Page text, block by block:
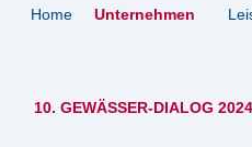
Navigation
Home Unternehmen
10. GEWÄSSER-DIALOG 2024